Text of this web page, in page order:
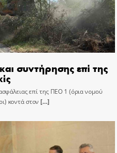
συντήρησης επί της
επί της ΠΕΟ 1 (όρια νομού
κοντά στον […]